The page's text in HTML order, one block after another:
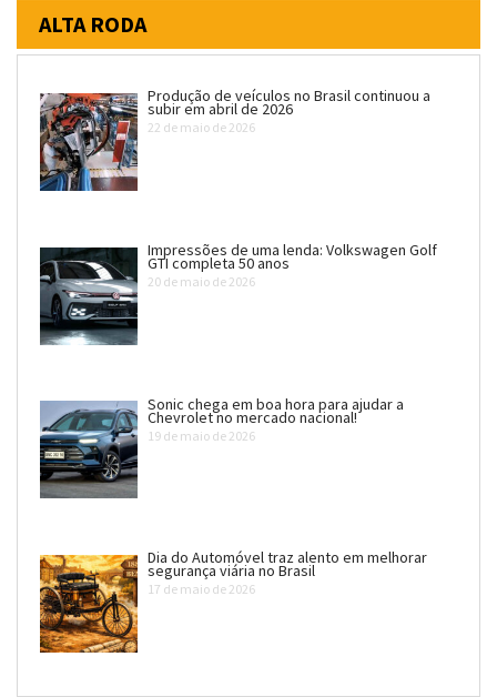
ALTA RODA
Produção de veículos no Brasil continuou a
subir em abril de 2026
22 de maio de 2026
Impressões de uma lenda: Volkswagen Golf
GTI completa 50 anos
20 de maio de 2026
Sonic chega em boa hora para ajudar a
Chevrolet no mercado nacional!
19 de maio de 2026
Dia do Automóvel traz alento em melhorar
segurança viária no Brasil
17 de maio de 2026